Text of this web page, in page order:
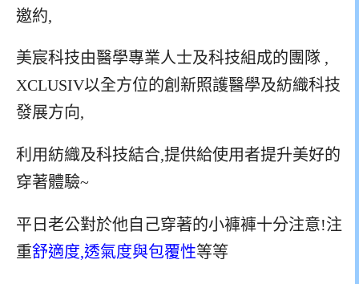
邀約,
美宸科技由醫學專業人士及科技組成的團隊 ,
XCLUSIV以全方位的創新照護醫學及紡織科技
發展方向,
利用紡織及科技結合,提供給使用者提升美好的
穿著體驗~
平日老公對於他自己穿著的小褲褲十分注意!注
重舒適度,透氣度與包覆性等等